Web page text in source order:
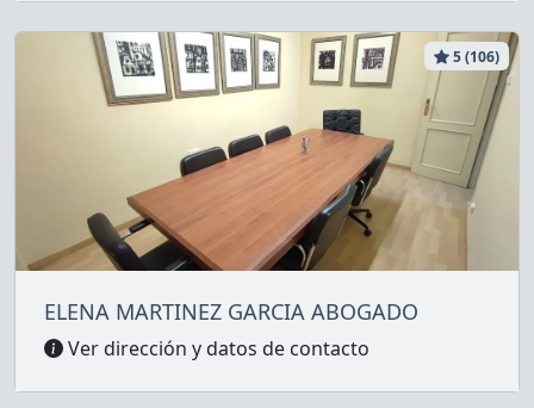
5 (106)
ELENA MARTINEZ GARCIA ABOGADO
Ver dirección y datos de contacto